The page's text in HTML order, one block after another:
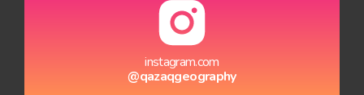
instagram.com
@qazaqgeography